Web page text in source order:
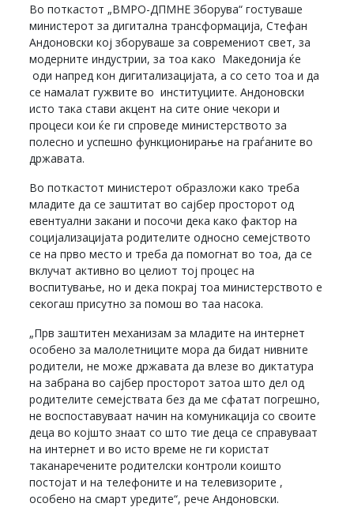
Во поткастот „ВМРО-ДПМНЕ Зборува“ гостуваше
министерот за дигитална трансформација, Стефан
Андоновски кој зборуваше за современиот свет, за
модерните индустрии, за тоа како Македонија ќе
оди напред кон дигитализацијата, a со сето тоа и да
се намалат гужвите во институциите. Андоновски
исто така стави акцент на сите оние чекори и
процеси кои ќе ги спроведе министерството за
полесно и успешно функционирање на граѓаните во
државата.
Во поткастот министерот образложи како треба
младите да се заштитат во сајбер просторот од
евентуални закани и посочи дека како фактор на
социјализацијата родителите односно семејството
се на прво место и треба да помогнат во тоа, да се
вклучат активно во целиот тој процес на
воспитување, но и дека покрај тоа министерството е
секогаш присутно за помош во таа насока.
„Прв заштитен механизам за младите на интернет
особено за малолетниците мора да бидат нивните
родители, не може државата да влезе во диктатура
на забрана во сајбер просторот затоа што дел од
родителите семејствата без да ме сфатат погрешно,
не воспоставуваат начин на комуникација со своите
деца во којшто знаат со што тие деца се справуваат
на интернет и во исто време не ги користат
таканаречените родителски контроли коишто
постојат и на телефоните и на телевизорите ,
особено на смарт уредите“, рече Андоновски.